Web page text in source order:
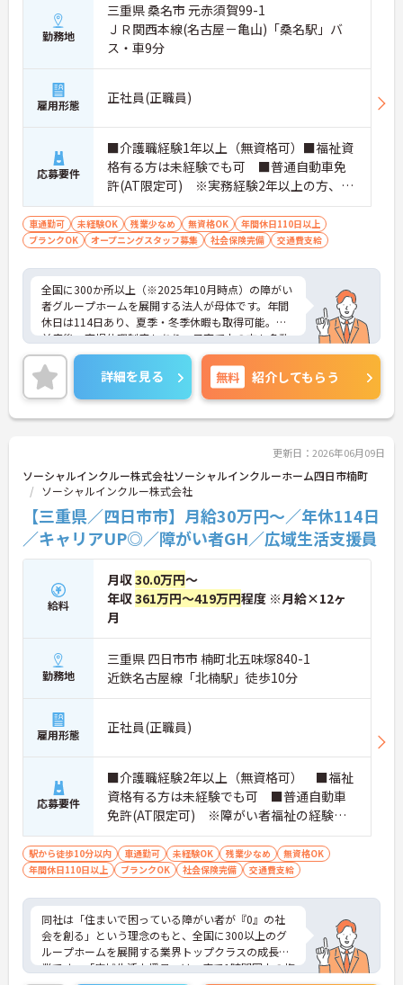
た温かい支援を提供しています。グループホーム専
用に設計された新築物件を中心に運営しており、清
潔で快適な環境が整っています。入社時の研修をは
れた福祉業界でのご経験や有資格者としての専門性
を存分に活かせる環境です。将来的に正社員を目指
すことができる登用制度や、外部研修の受講支援な
どもご用意しています。お食事の準備におきまして
も、レシピや食材の宅配サービスを利用することで
現場の負担を軽減しています。夜間も複数名体制を
確保しているため、安心して長くご活躍いただけま
す。
勤務地
三重県 桑名市 元赤須賀99-1
ＪＲ関西本線(名古屋－亀山)「桑名駅」バ
ス・車9分
雇用形態 正社員(正職員)
応募要件
■介護職経験1年以上（無資格可）■福祉資
格有る方は未経験でも可 ■普通自動車免
許(AT限定可) ※実務経験2年以上の方、障
がい者福祉に関する経験をお持ちの方大歓
迎
車通勤可 未経験OK 残業少なめ 無資格OK
年間休日110日以上
ブランクOK
オープニングスタッフ募集 社会保険完備 交通費支給
全国に300か所以上（※2025年10月時点）の障がい
者グループホームを展開する法人が母体です。年間
休日は114日あり、夏季・冬季休暇も取得可能。産
前産後・育児休暇制度もあり、子育て中の方も多数
活躍中で、ワークライフバランスを大切にしながら
働ける環境が整っています。研修制度や外部勉強会
の受講支援もあり、スキルアップもしっかりサポー
ト。将来的には管理者やエリアマネージャーへのキ
ャリアアップも目指せます。20代から60代まで幅広
の職場です。介護経験を活かしたい方、福祉の資格
をお持ちの方、安定した法人でキャリアを築きたい
方におすすめです。
★おすすめPOINT★
・生活支援員からスタートし、サービス管理責任者
やエリアマネージャーへと続く明確なステップアッ
プの道筋が用意されています。急成長中の企業であ
るためポストも豊富にあり、専門性を高めながらマ
ネジメント職への挑戦も視野に入れていただけま
す。
かりと整備されています。オンとオフの切り替えを
明確にし、心身ともに充実した状態で長くご活躍い
・グループホーム一棟あたりの入居者様20名定員を
常時2～4名のスタッフで支援、国基準を上回る人員
配置や夜間複数名体制が敷かれているため、業務に
追われることなくご利用者様のペースに合わせたサ
ポートが可能です。施設も専用設計で働きやすく、
ご自身の理想とする福祉を実践できる環境が整って
います。
詳細を見る 無料 紹介してもらう
更新日：2026年06月09日
ソーシャルインクルー株式会社ソーシャルインクルーホーム四日市楠町
ソーシャルインクルー株式会社
【三重県／四日市市】月給30万円～／年休114日
／キャリアUP◎／障がい者GH／広域生活支援員
給料
月収30.0万円～
年収361万円～419万円程度 ※月給×12ヶ
月
勤務地
三重県 四日市市 楠町北五味塚840-1
近鉄名古屋線「北楠駅」徒歩10分
雇用形態 正社員(正職員)
応募要件
■介護職経験2年以上（無資格可） ■福祉
資格有る方は未経験でも可 ■普通自動車
免許(AT限定可) ※障がい者福祉の経験は
不問です。※実務経験2年以上の方、障がい
者福祉に関する経験をお持ちの方大歓迎
駅から徒歩10分以内 車通勤可 未経験OK 残業少なめ
無資格OK
年間休日110日以上
ブランクOK 社会保険完備 交通費支給
同社は「住まいで困っている障がい者が『0』の社
会を創る」という理念のもと、全国に300以上のグ
ループホームを展開する業界トップクラスの成長企
業です。「広域生活支援員」は、車で1時間圏内の複